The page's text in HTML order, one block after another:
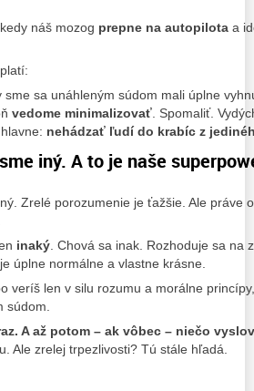
náš mozog prepne na autopilota a
sme sa unáhleným súdom mali úplne
vedome minimalizovať . Spomaliť.
nehádzať ľudí do krabíc z
iný. A to je naše
Zrelé porozumenie je ťažšie. Ale práve
inaký . Chová sa inak. Rozhoduje sa na
úplne normálne a vlastne krásne.
veríš len v silu rozumu a morálne
súdom.
A až potom – ak vôbec – niečo
Ale zrelej trpezlivosti? Tú stále hľadá.